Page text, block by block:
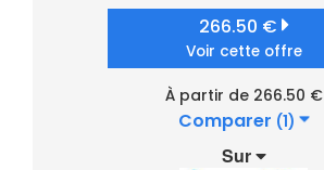
266.50 €
Voir cette offre
À partir de 266.50 €
Comparer (1)
Sur